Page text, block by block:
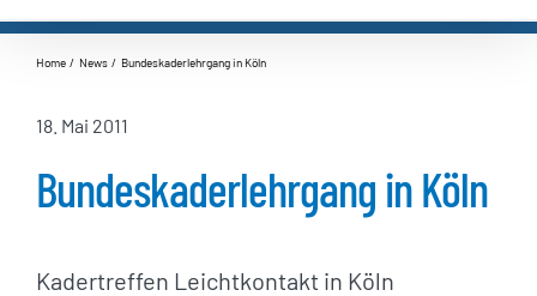
Home News Bundeskaderlehrgang in Köln
18. Mai 2011
Bundeskaderlehrgang in Köln
Kadertreffen Leichtkontakt in Köln